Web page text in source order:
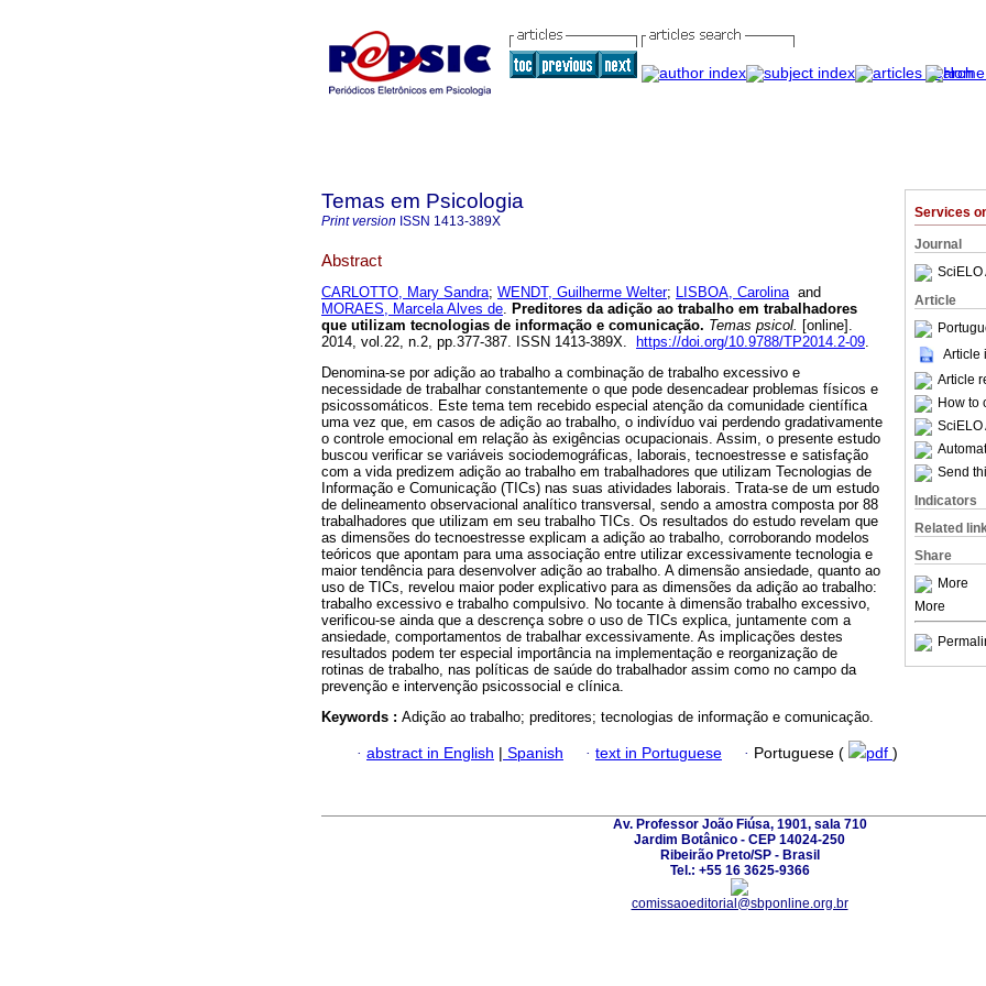
Services
Journal
SciELO
Article
Article
Article
How to
SciELO
Send
Indicators
Related
Share
More
More
Temas em Psicologia
Print version ISSN 1413-389X
Abstract
CARLOTTO, Mary Sandra; WENDT, Guilherme Welter; LISBOA, Carolinaand
MORAES, Marcela Alves de. Preditores da adição ao trabalho em trabalhadores
que utilizam tecnologias de informação e comunicação. Temas psicol. [online].
2014, vol.22, n.2, pp.377-387. ISSN 1413-389X.
https://doi.org/10.9788/TP2014.2-09.
Denomina-se por adição ao trabalho a combinação de trabalho excessivo e
necessidade de trabalhar constantemente o que pode desencadear problemas físicos e
psicossomáticos. Este tema tem recebido especial atenção da comunidade científica
uma vez que, em casos de adição ao trabalho, o indivíduo vai perdendo gradativamente
o controle emocional em relação às exigências ocupacionais. Assim, o presente estudo
buscou verificar se variáveis sociodemográficas, laborais, tecnoestresse e satisfação
com a vida predizem adição ao trabalho em trabalhadores que utilizam Tecnologias de
Informação e Comunicação (TICs) nas suas atividades laborais. Trata-se de um estudo
de delineamento observacional analítico transversal, sendo a amostra composta por 88
trabalhadores que utilizam em seu trabalho TICs. Os resultados do estudo revelam que
as dimensões do tecnoestresse explicam a adição ao trabalho, corroborando modelos
teóricos que apontam para uma associação entre utilizar excessivamente tecnologia e
maior tendência para desenvolver adição ao trabalho. A dimensão ansiedade, quanto ao
uso de TICs, revelou maior poder explicativo para as dimensões da adição ao trabalho:
trabalho excessivo e trabalho compulsivo. No tocante à dimensão trabalho excessivo,
verificou-se ainda que a descrença sobre o uso de TICs explica, juntamente com a
ansiedade, comportamentos de trabalhar excessivamente. As implicações destes
resultados podem ter especial importância na implementação e reorganização de
rotinas de trabalho, nas políticas de saúde do trabalhador assim como no campo da
prevenção e intervenção psicossocial e clínica.
Keywords : Adição ao trabalho; preditores; tecnologias de informação e comunicação.
· abstract in English | Spanish · text in Portuguese · Portuguese ( pdf )
Av. Professor João Fiúsa, 1901, sala 710
Jardim Botânico - CEP 14024-250
Ribeirão Preto/SP - Brasil
Tel.: +55 16 3625-9366
comissaoeditorial@sbponline.org.br